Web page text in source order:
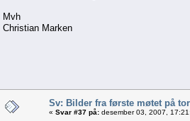
Mvh
Christian Marken
Sv: Bilder fra første møtet på
« Svar #37 på: desember 03, 2007,